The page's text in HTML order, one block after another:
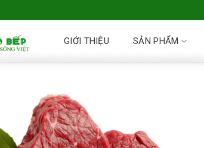
GIỚI THIỆU SẢN PHẨM